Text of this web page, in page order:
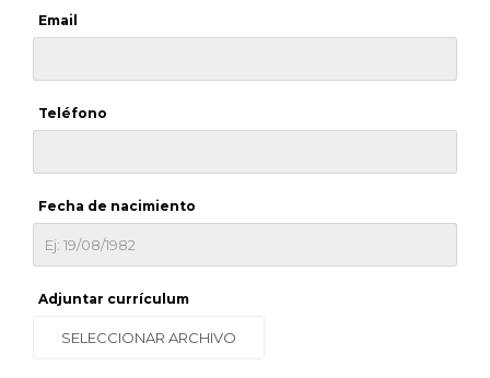
Email
Teléfono
Fecha de nacimiento
Adjuntar currículum
SELECCIONAR ARCHIVO